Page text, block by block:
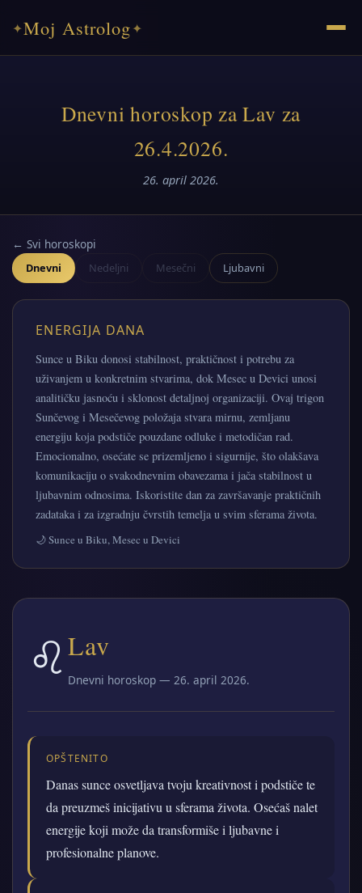
✦Moj Astrolog✦
Dnevni horoskop za Lav za
26.4.2026.
26. april 2026.
← Svi horoskopi
Dnevni Nedeljni Mesečni Ljubavni
ENERGIJA DANA
Sunce u Biku donosi stabilnost, praktičnost i potrebu za
uživanjem u konkretnim stvarima, dok Mesec u Devici unosi
analitičku jasnoću i sklonost detaljnoj organizaciji. Ovaj trigon
Sunčevog i Mesečevog položaja stvara mirnu, zemljanu
energiju koja podstiče pouzdane odluke i metodičan rad.
Emocionalno, osećate se prizemljeno i sigurnije, što olakšava
komunikaciju o svakodnevnim obavezama i jača stabilnost u
ljubavnim odnosima. Iskoristite dan za završavanje praktičnih
zadataka i za izgradnju čvrstih temelja u svim sferama života.
🌙 Sunce u Biku, Mesec u Devici
♌Lav
Dnevni horoskop — 26. april 2026.
OPŠTENITO
Danas sunce osvetljava tvoju kreativnost i podstiče te
da preuzmeš inicijativu u sferama života. Osećaš nalet
energije koji može da transformiše i ljubavne i
profesionalne planove.